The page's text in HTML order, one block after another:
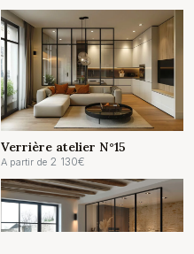
Verrière atelier N°15
A partir de 2 130€